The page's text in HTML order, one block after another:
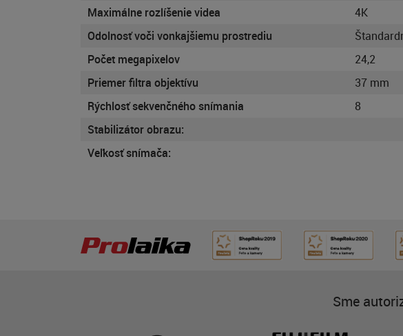
Maximálne rozlíšenie videa
4K
Odolnosť voči vonkajšiemu prostrediu
Počet megapixelov
24,2
Priemer filtra objektívu
37 mm
Rýchlosť sekvenčného snímania
8
Stabilizátor obrazu:
Veľkosť snímača:
Sme